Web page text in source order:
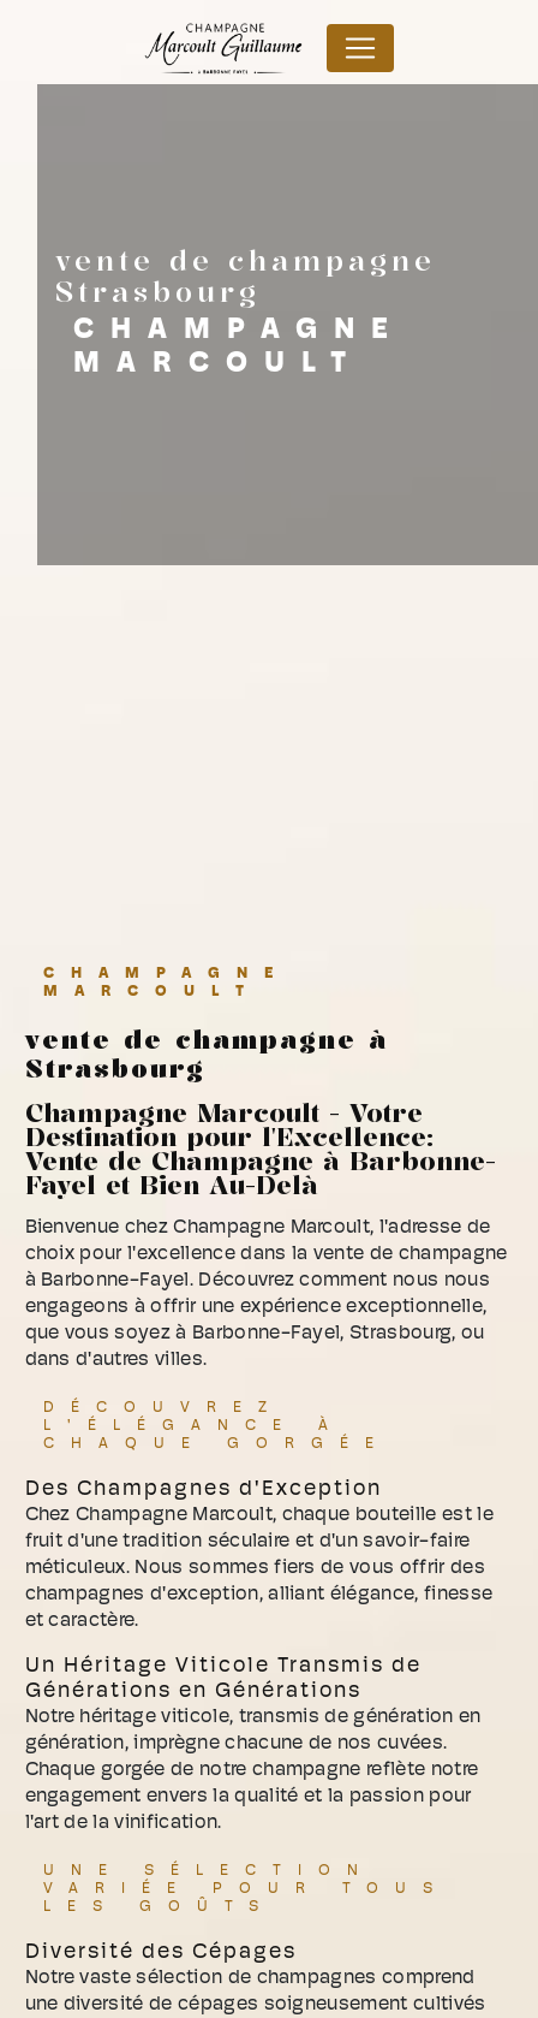
vente de champagne
Strasbourg
CHAMPAGNE
MARCOULT
CHAMPAGNE
MARCOULT
vente de champagne à
Strasbourg
Champagne Marcoult - Votre
Destination pour l'Excellence:
Vente de Champagne à Barbonne-
Fayel et Bien Au-Delà
Bienvenue chez Champagne Marcoult, l'adresse de
choix pour l'excellence dans la vente de champagne
à Barbonne-Fayel. Découvrez comment nous nous
engageons à offrir une expérience exceptionnelle,
que vous soyez à Barbonne-Fayel, Strasbourg, ou
dans d'autres villes.
DÉCOUVREZ
L'ÉLÉGANCE À
CHAQUE GORGÉE
Des Champagnes d'Exception
Chez Champagne Marcoult, chaque bouteille est le
fruit d'une tradition séculaire et d'un savoir-faire
méticuleux. Nous sommes fiers de vous offrir des
champagnes d'exception, alliant élégance, finesse
et caractère.
Un Héritage Viticole Transmis de
Générations en Générations
Notre héritage viticole, transmis de génération en
génération, imprègne chacune de nos cuvées.
Chaque gorgée de notre champagne reflète notre
engagement envers la qualité et la passion pour
l'art de la vinification.
UNE SÉLECTION
VARIÉE POUR TOUS
LES GOÛTS
Diversité des Cépages
Notre vaste sélection de champagnes comprend
une diversité de cépages soigneusement cultivés